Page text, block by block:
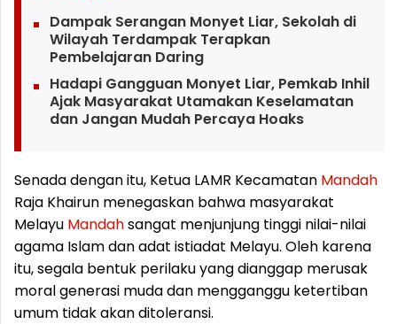
Dampak Serangan Monyet Liar, Sekolah di
Wilayah Terdampak Terapkan
Pembelajaran Daring
Hadapi Gangguan Monyet Liar, Pemkab Inhil
Ajak Masyarakat Utamakan Keselamatan
dan Jangan Mudah Percaya Hoaks
Senada dengan itu, Ketua LAMR Kecamatan Mandah
Raja Khairun menegaskan bahwa masyarakat
Melayu Mandahsangat menjunjung tinggi nilai-nilai
agama Islam dan adat istiadat Melayu. Oleh karena
itu, segala bentuk perilaku yang dianggap merusak
moral generasi muda dan mengganggu ketertiban
umum tidak akan ditoleransi.